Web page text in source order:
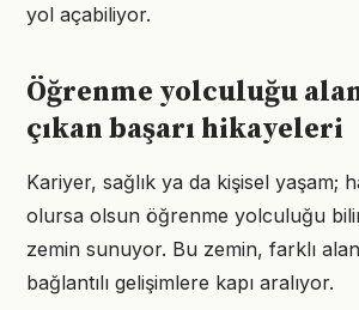
yol açabiliyor.
Öğrenme yolculuğu
çıkan başarı hikayeleri
Kariyer, sağlık ya da kişisel yaşam;
olursa olsun öğrenme yolculuğu
zemin sunuyor. Bu zemin, farklı
bağlantılı gelişimlere kapı aralıyor.